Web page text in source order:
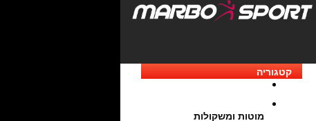
קטגוריה
מוטות ומשקולות